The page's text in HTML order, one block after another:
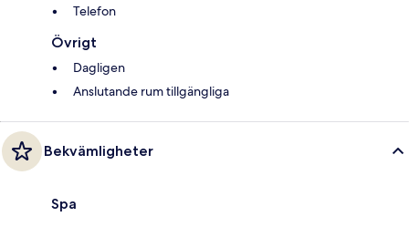
Telefon
Övrigt
Dagligen
Anslutande rum tillgängliga
Bekvämligheter
Spa